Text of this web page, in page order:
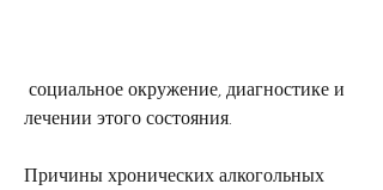
лечении этого состояния.
Причины хронических алкогольных